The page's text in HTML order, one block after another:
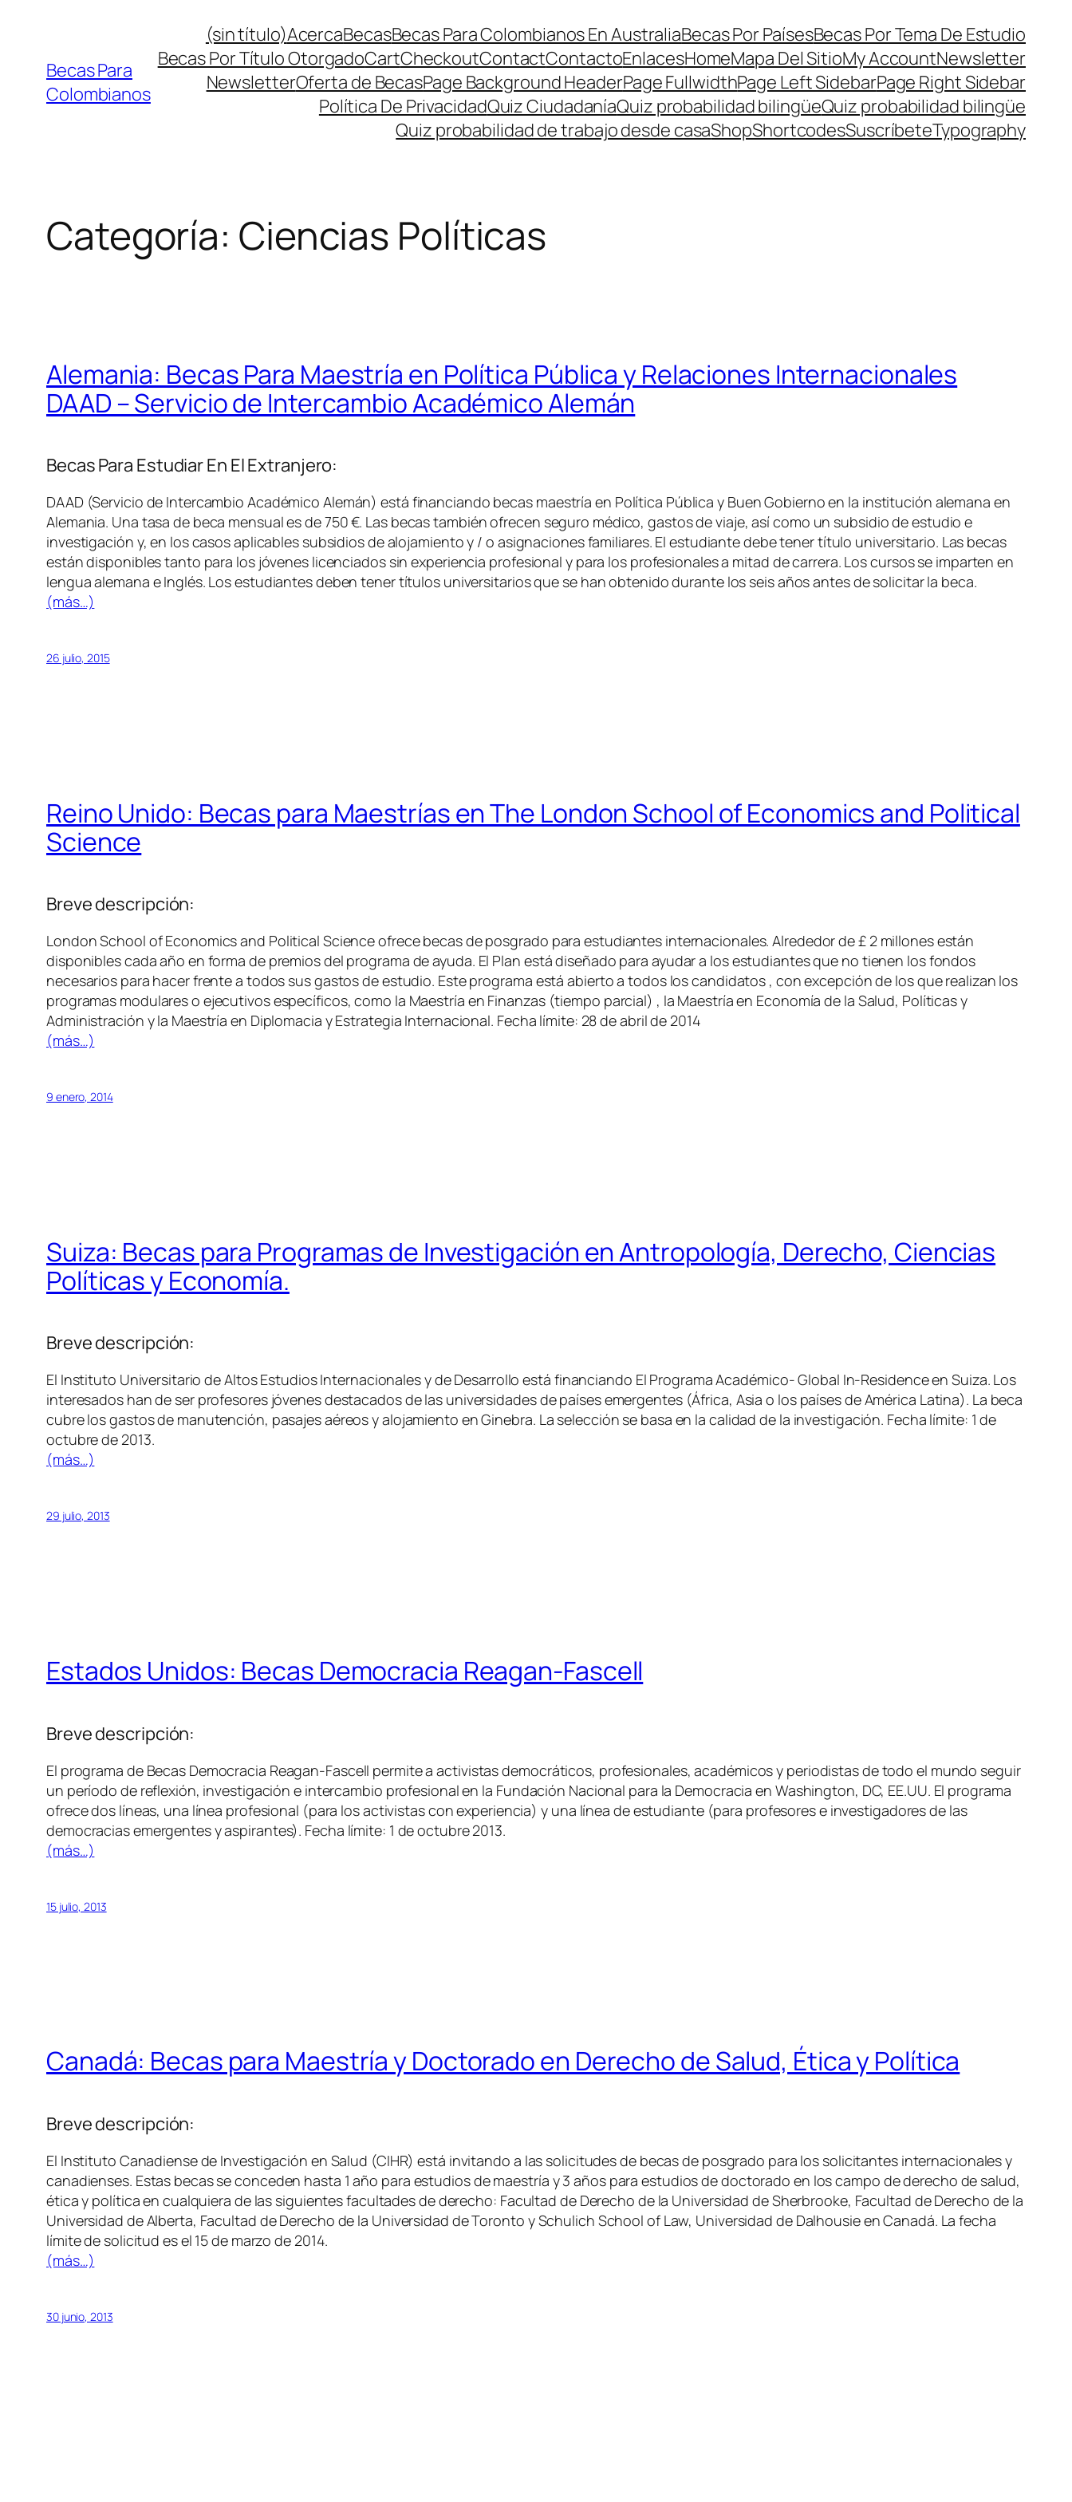
contenido
Becas Para
Colombianos
(sin título)AcercaBecasBecas Para Colombianos En AustraliaBecas Por PaísesBecas Por Tema De Estudio
Becas Por Título OtorgadoCartCheckoutContactContactoEnlacesHomeMapa Del SitioMy AccountNewsletter
NewsletterOferta de BecasPage Background HeaderPage FullwidthPage Left SidebarPage Right Sidebar
Política De PrivacidadQuiz CiudadaníaQuiz probabilidad bilingüeQuiz probabilidad bilingüe
Quiz probabilidad de trabajo desde casaShopShortcodesSuscríbeteTypography
Categoría: Ciencias Políticas
Alemania: Becas Para Maestría en Política Pública y Relaciones Internacionales
DAAD – Servicio de Intercambio Académico Alemán
Becas Para Estudiar En El Extranjero:
DAAD (Servicio de Intercambio Académico Alemán) está financiando becas maestría en Política Pública y Buen Gobierno en la institución alemana en
Alemania. Una tasa de beca mensual es de 750 €. Las becas también ofrecen seguro médico, gastos de viaje, así como un subsidio de estudio e
investigación y, en los casos aplicables subsidios de alojamiento y / o asignaciones familiares. El estudiante debe tener título universitario. Las becas
están disponibles tanto para los jóvenes licenciados sin experiencia profesional y para los profesionales a mitad de carrera. Los cursos se imparten en
lengua alemana e Inglés. Los estudiantes deben tener títulos universitarios que se han obtenido durante los seis años antes de solicitar la beca.
(más…)
26 julio, 2015
Reino Unido: Becas para Maestrías en The London School of Economics and Political
Science
Breve descripción:
London School of Economics and Political Science ofrece becas de posgrado para estudiantes internacionales. Alrededor de £ 2 millones están
disponibles cada año en forma de premios del programa de ayuda. El Plan está diseñado para ayudar a los estudiantes que no tienen los fondos
necesarios para hacer frente a todos sus gastos de estudio. Este programa está abierto a todos los candidatos , con excepción de los que realizan los
programas modulares o ejecutivos específicos, como la Maestría en Finanzas (tiempo parcial) , la Maestría en Economía de la Salud, Políticas y
Administración y la Maestría en Diplomacia y Estrategia Internacional. Fecha límite: 28 de abril de 2014
(más…)
9 enero, 2014
Suiza: Becas para Programas de Investigación en Antropología, Derecho, Ciencias
Políticas y Economía.
Breve descripción:
El Instituto Universitario de Altos Estudios Internacionales y de Desarrollo está financiando El Programa Académico- Global In-Residence en Suiza. Los
interesados han de ser profesores jóvenes destacados de las universidades de países emergentes (África, Asia o los países de América Latina). La beca
cubre los gastos de manutención, pasajes aéreos y alojamiento en Ginebra. La selección se basa en la calidad de la investigación. Fecha límite: 1 de
octubre de 2013.
(más…)
29 julio, 2013
Estados Unidos: Becas Democracia Reagan-Fascell
Breve descripción:
El programa de Becas Democracia Reagan-Fascell permite a activistas democráticos, profesionales, académicos y periodistas de todo el mundo seguir
un período de reflexión, investigación e intercambio profesional en la Fundación Nacional para la Democracia en Washington, DC, EE.UU. El programa
ofrece dos líneas, una línea profesional (para los activistas con experiencia) y una línea de estudiante (para profesores e investigadores de las
democracias emergentes y aspirantes). Fecha límite: 1 de octubre 2013.
(más…)
15 julio, 2013
Canadá: Becas para Maestría y Doctorado en Derecho de Salud, Ética y Política
Breve descripción:
El Instituto Canadiense de Investigación en Salud (CIHR) está invitando a las solicitudes de becas de posgrado para los solicitantes internacionales y
canadienses. Estas becas se conceden hasta 1 año para estudios de maestría y 3 años para estudios de doctorado en los campo de derecho de salud,
ética y política en cualquiera de las siguientes facultades de derecho: Facultad de Derecho de la Universidad de Sherbrooke, Facultad de Derecho de la
Universidad de Alberta, Facultad de Derecho de la Universidad de Toronto y Schulich School of Law, Universidad de Dalhousie en Canadá. La fecha
límite de solicitud es el 15 de marzo de 2014.
(más…)
30 junio, 2013